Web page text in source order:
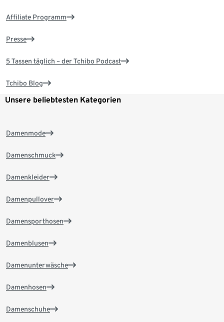
Affiliate Programm
Presse
5 Tassen täglich – der Tchibo Podcast
Tchibo Blog
Unsere beliebtesten Kategorien
Damenmode
Damenschmuck
Damenkleider
Damenpullover
Damensporthosen
Damenblusen
Damenunterwäsche
Damenhosen
Damenschuhe